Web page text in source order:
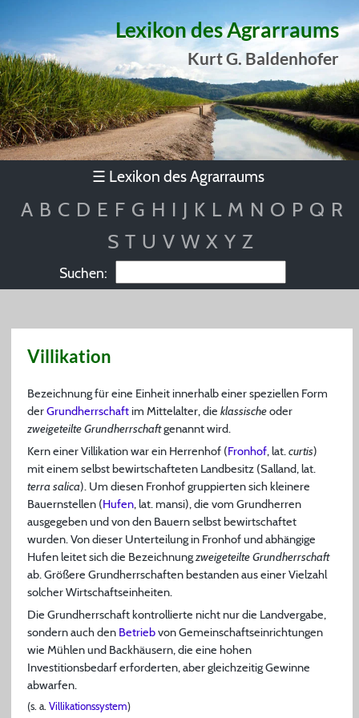
Lexikon des Agrarraums
Kurt G. Baldenhofer
☰ Lexikon des Agrarraums
A B C D E F G H I J K L M N O P Q R
S T U V W X Y Z
Suchen:
Villikation
Bezeichnung für eine Einheit innerhalb einer speziellen Form
derGrundherrschaftim Mittelalter, die klassischeoder
zweigeteilte Grundherrschaftgenannt wird.
Kern einer Villikation war ein Herrenhof (Fronhof, lat. curtis)
mit einem selbst bewirtschafteten Landbesitz (Salland, lat.
terra salica). Um diesen Fronhof gruppierten sich kleinere
Bauernstellen (Hufen, lat. mansi), die vom Grundherren
ausgegeben und von den Bauern selbst bewirtschaftet
wurden. Von dieser Unterteilung in Fronhof und abhängige
Hufen leitet sich die Bezeichnungzweigeteilte Grundherrschaft
ab. Größere Grundherrschaften bestanden aus einer Vielzahl
solcher Wirtschaftseinheiten.
Die Grundherrschaft kontrollierte nicht nur die Landvergabe,
sondern auch den Betriebvon Gemeinschaftseinrichtungen
wie Mühlen und Backhäusern, die eine hohen
Investitionsbedarf erforderten, aber gleichzeitig Gewinne
abwarfen.
(s. a. Villikationssystem)